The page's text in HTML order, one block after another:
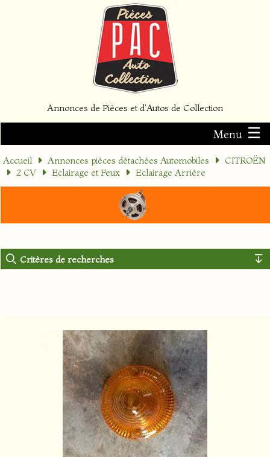
Annonces de Pièces et d'Autos de Collection
Menu ☰
Accueil Annonces pièces détachées Automobiles
CITROËN
2 CV
Eclairage et Feux Eclairage Arrière
Critères de recherches